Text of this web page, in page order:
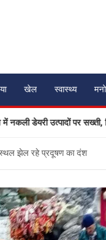
खेल स्वास्थ्य
उत्पादों पर सख्ती,
स्थल झेल रहे प्रदूषण का दंश